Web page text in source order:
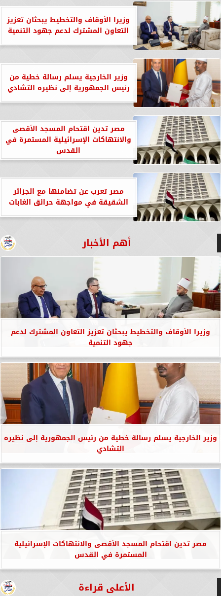
وزيرا الأوقاف والتخطيط يبحثان تعزيز
التعاون المشترك لدعم جهود التنمية
وزير الخارجية يسلم رسالة خطية من
رئيس الجمهورية إلى نظيره التشادي
مصر تدين اقتحام المسجد الأقصى
والانتهاكات الإسرائيلية المستمرة في
القدس
مصر تعرب عن تضامنها مع الجزائر
الشقيقة في مواجهة حرائق الغابات
أهم الأخبار
وزيرا الأوقاف والتخطيط يبحثان تعزيز التعاون المشترك لدعم
جهود التنمية
وزير الخارجية يسلم رسالة خطية من رئيس الجمهورية إلى نظيره
التشادي
مصر تدين اقتحام المسجد الأقصى والانتهاكات الإسرائيلية
المستمرة في القدس
الأعلى قراءة